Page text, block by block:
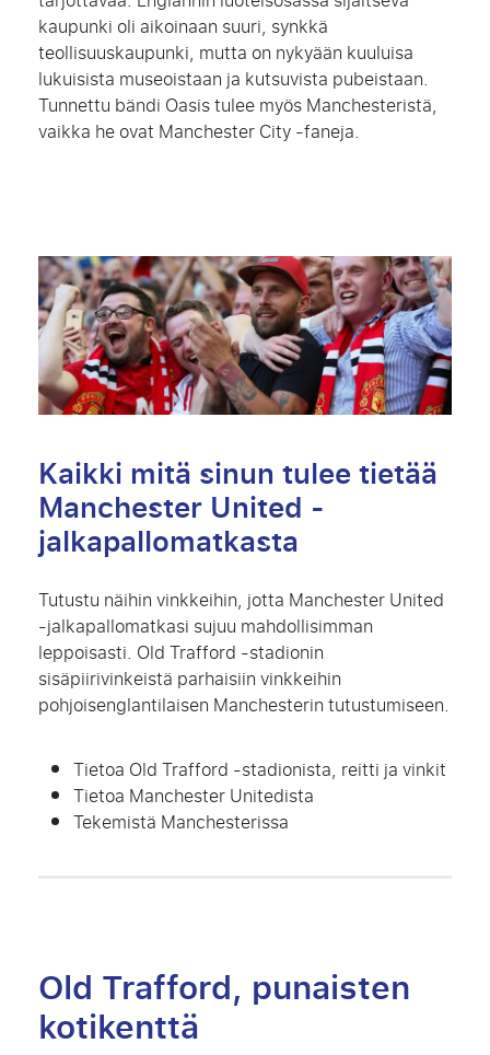
kaupunki oli aikoinaan suuri, synkkä
teollisuuskaupunki, mutta on nykyään kuuluisa
lukuisista museoistaan ​​ja kutsuvista pubeistaan.
Tunnettu bändi Oasis tulee myös Manchesteristä,
vaikka he ovat Manchester City -faneja.
Kaikki mitä sinun tulee tietää
Manchester United -
jalkapallomatkasta
Tutustu näihin vinkkeihin, jotta Manchester United
-jalkapallomatkasi sujuu mahdollisimman
leppoisasti. Old Trafford -stadionin
sisäpiirivinkeistä parhaisiin vinkkeihin
pohjoisenglantilaisen Manchesterin tutustumiseen.
Tietoa Old Trafford -stadionista, reitti ja vinkit
Tietoa Manchester Unitedista
Tekemistä Manchesterissa
Old Trafford, punaisten
kotikenttä